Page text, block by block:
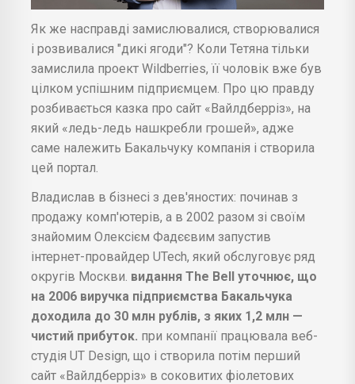
Як же насправді замислювалися, створювалися
і розвивалися "дикі ягоди"? Коли Тетяна тільки
замислила проект Wildberries, її чоловік вже був
цілком успішним підприємцем. Про цю правду
розбивається казка про сайт «Вайлдберріз», на
який «ледь-ледь нашкребли грошей», адже
саме належить Бакальчуку компанія і створила
цей портал.
Владислав в бізнесі з дев'яностих: починав з
продажу комп'ютерів, а в 2002 разом зі своїм
знайомим Олексієм Фадєєвим запустив
інтернет-провайдер UTech, який обслуговує ряд
округів Москви. видання The Bell уточнює, що
на 2006 виручка підприємства Бакальчука
доходила до 30 млн рублів, з яких 1,2 млн —
чистий прибуток. при компанії працювала веб-
студія UT Design, що і створила потім перший
сайт «Вайлдберріз» в соковитих фіолетових